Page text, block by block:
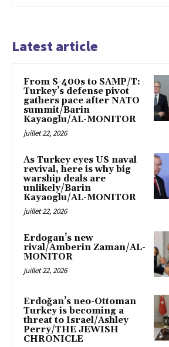
Latest article
From S-400s to SAMP/T:
Turkey’s defense pivot
gathers pace after NATO
summit/Barin
Kayaoglu/AL-MONITOR
juillet 22, 2026
As Turkey eyes US naval
revival, here is why big
warship deals are
unlikely/Barin
Kayaoglu/AL-MONITOR
juillet 22, 2026
Erdogan’s new
rival/Amberin Zaman/AL-
MONITOR
juillet 22, 2026
Erdoğan’s neo-Ottoman
Turkey is becoming a
threat to Israel/Ashley
Perry/THE JEWISH
CHRONICLE